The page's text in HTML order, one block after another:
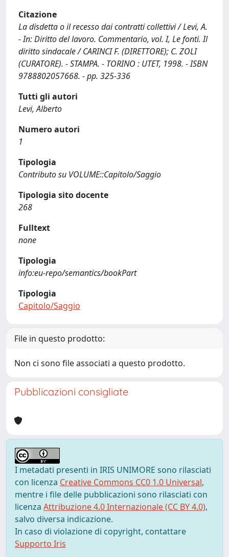
Citazione
La disdetta o il recesso dai contratti collettivi / Levi, A.
- In: Diritto del lavoro. Commentario, vol. I, Le fonti. Il
diritto sindacale / CARINCI F. (DIRETTORE); C. ZOLI
(CURATORE). - STAMPA. - TORINO : UTET, 1998. - ISBN
9788802057668. - pp. 325-336
Tutti gli autori
Levi, Alberto
Numero autori
1
Tipologia
Contributo su VOLUME::Capitolo/Saggio
Tipologia sito docente
268
Fulltext
none
Tipologia
info:eu-repo/semantics/bookPart
Tipologia
Capitolo/Saggio
File in questo prodotto:
Non ci sono file associati a questo prodotto.
Pubblicazioni consigliate
I metadati presenti in IRIS UNIMORE sono rilasciati
con licenza Creative Commons CC0 1.0 Universal,
mentre i file delle pubblicazioni sono rilasciati con
licenza Attribuzione 4.0 Internazionale (CC BY 4.0),
salvo diversa indicazione.
In caso di violazione di copyright, contattare
Supporto Iris